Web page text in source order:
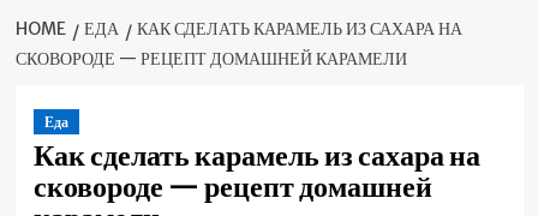
HOME ЕДА
КАК СДЕЛАТЬ КАРАМЕЛЬ ИЗ САХАРА НА
СКОВОРОДЕ — РЕЦЕПТ ДОМАШНЕЙ КАРАМЕЛИ
Еда
Как сделать карамель из сахара на
сковороде — рецепт домашней